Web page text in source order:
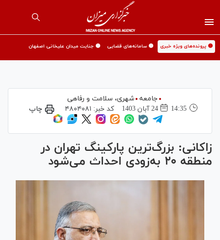
🟡 پرونده‌های ویژه خبری 🟡 سامانه‌های قضایی 🟡 جنایت میدان علیخانی اصفهان
جامعه
شهری،‌ سلامت و رفاهی
14:35
24 آبان 1403 کد خبر: ۴۸۰۴۰۸۱ چاپ
زاکانی: بزرگ‌ترین پارکینگ تهران در
منطقه ۲۰ به‌زودی احداث می‌شود